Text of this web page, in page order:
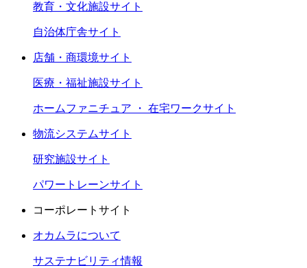
教育・文化施設サイト
自治体庁舎サイト
店舗・商環境サイト
医療・福祉施設サイト
ホームファニチュア ・ 在宅ワークサイト
物流システムサイト
研究施設サイト
パワートレーンサイト
コーポレートサイト
オカムラについて
サステナビリティ情報